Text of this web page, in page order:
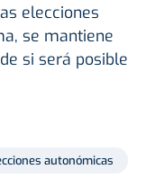
elecciones
se mantiene
si será posible
autonómicas